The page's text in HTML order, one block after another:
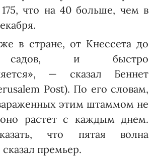
что на 40 больше, чем в
в стране, от Кнессета до
садов, и быстро
— сказал Беннет
Post). По его словам,
этим штаммом не
растет с каждым днем.
что пятая волна
премьер.